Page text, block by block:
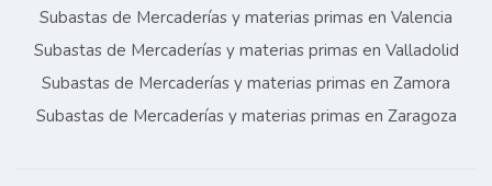
Subastas de Mercaderías y materias primas en Valencia
Subastas de Mercaderías y materias primas en Valladolid
Subastas de Mercaderías y materias primas en Zamora
Subastas de Mercaderías y materias primas en Zaragoza